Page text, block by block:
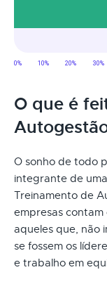
O que é
O sonho de todo
integrante de
Treinamento de
empresas contam
aqueles que, não
se fossem os
e trabalho em